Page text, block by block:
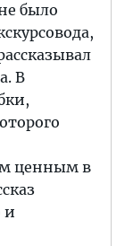
было
В
ценным в
и